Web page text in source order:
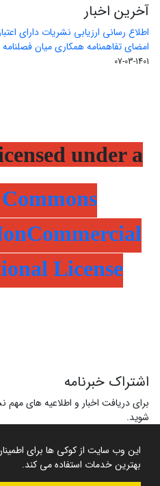
این وب سایت از کوکی ها برای اطمینان
بهترین خدمات استفاده می کند.
آخرین اخبار
اطلاع رسانی ارزیابی نشریات دارای اعتبار
امضای تفاهمنامه همکاری میان
1401-03-07
under a
License
اشتراک خبرنامه
برای دریافت اخبار و اطلاعیه های
شوید.